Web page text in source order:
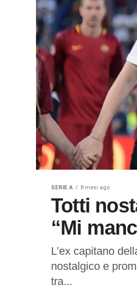
SERIE A 8 mesi ago
Totti
“Mi
L’ex capitano
nostalgico e
tra...